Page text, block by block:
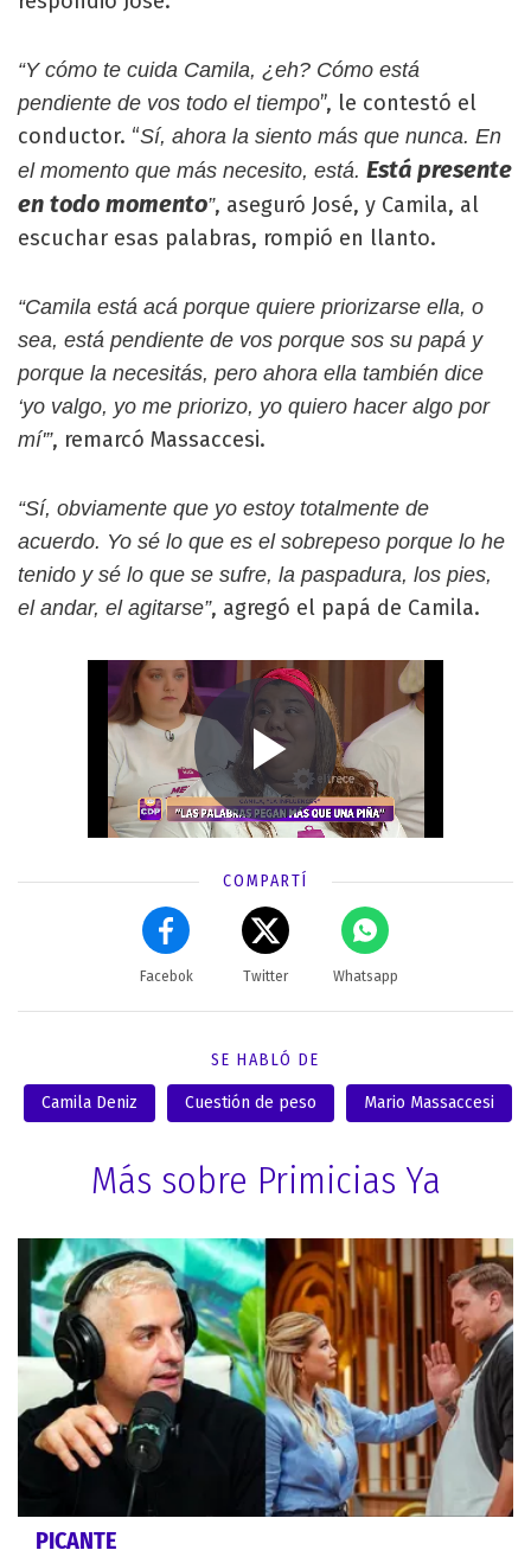
“Y cómo te cuida Camila, ¿eh? Cómo está
pendiente de vos todo el tiempo”, le contestó el
conductor. “Sí, ahora la siento más que nunca. En
el momento que más necesito, está. Está presente
en todo momento”, aseguró José, y Camila, al
escuchar esas palabras, rompió en llanto.
“Camila está acá porque quiere priorizarse ella, o
sea, está pendiente de vos porque sos su papá y
porque la necesitás, pero ahora ella también dice
‘yo valgo, yo me priorizo, yo quiero hacer algo por
mí'”, remarcó Massaccesi.
“Sí, obviamente que yo estoy totalmente de
acuerdo. Yo sé lo que es el sobrepeso porque lo he
tenido y sé lo que se sufre, la paspadura, los pies,
el andar, el agitarse”, agregó el papá de Camila.
COMPARTÍ
Facebok Twitter Whatsapp
SE HABLÓ DE
Camila Deniz Cuestión de peso Mario Massaccesi
Más sobre Primicias Ya
PICANTE